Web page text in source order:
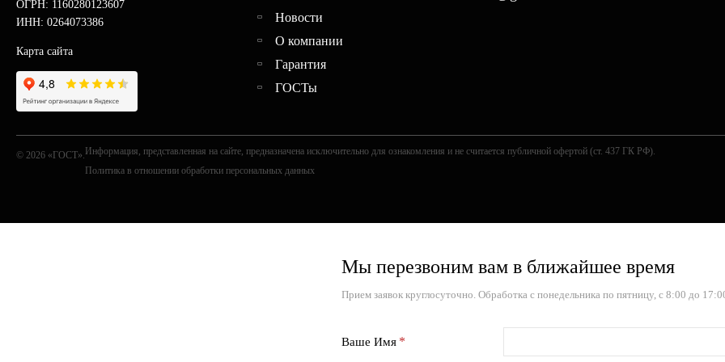
ОГРН: 1160280123607
ИНН: 0264073386
Карта сайта
Новости
О компании
Гарантия
ГОСТы
© 2026 «ГОСТ». Информация, представленная на сайте, предназначена исключительно для ознакомления и не считается публичной офертой (ст. 437 ГК РФ).
Политика в отношении обработки персональных данных
Мы перезвоним вам в ближайшее время
Прием заявок круглосуточно. Обработка с понедельника по пятницу, с 8:00 до
Ваше Имя